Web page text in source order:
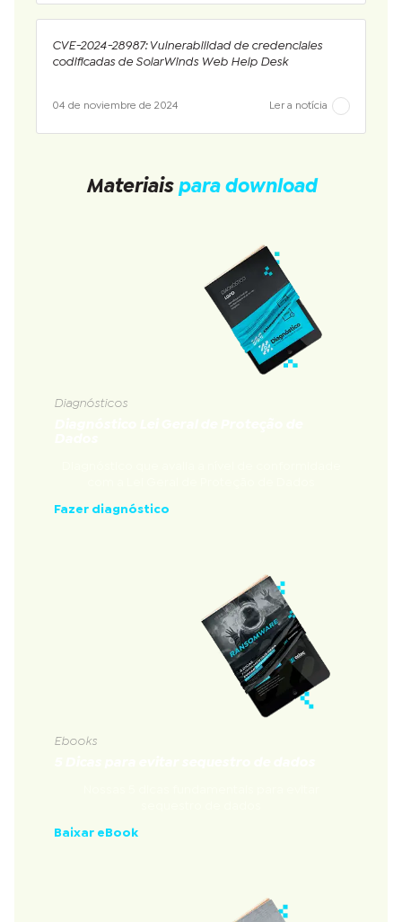
CVE-2024-28987: Vulnerabilidad de credenciales
codificadas de SolarWinds Web Help Desk
04 de noviembre de 2024 Ler a notícia
Materiais para download
Diagnósticos
Fazer diagnóstico
Ebooks
Baixar eBook